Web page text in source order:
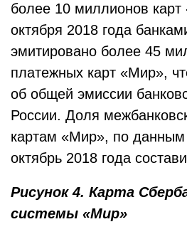
более 10 миллионов
октября 2018 года
эмитировано более 45
платежных карт «Мир»,
об общей эмиссии
России. Доля
картам «Мир», по данным
октябрь 2018 года
Рисунок 4. Карта
системы «Мир»